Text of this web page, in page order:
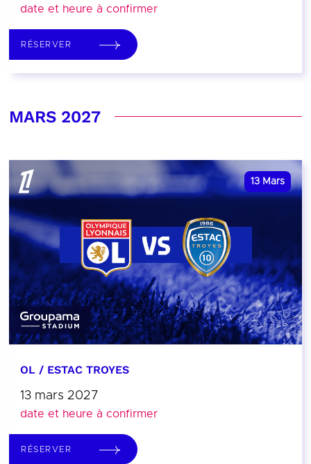
date et heure à confirmer
RÉSERVER
MARS 2027
13 Mars
OL / ESTAC TROYES
13 mars 2027
date et heure à confirmer
RÉSERVER